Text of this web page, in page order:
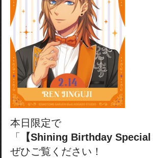
本日限定で
「
【Shining Birthday
ぜひご覧ください！